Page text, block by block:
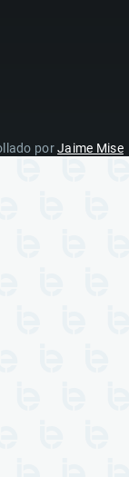
porJaime Mise